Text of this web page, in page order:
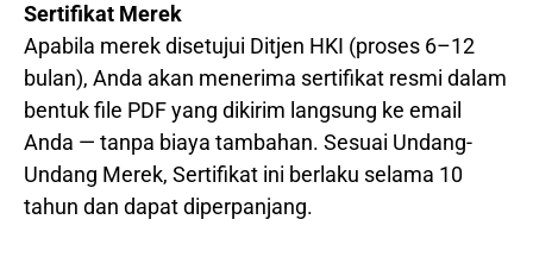
Sertifikat Merek
Apabila merek disetujui Ditjen HKI (proses 6–12
bulan), Anda akan menerima sertifikat resmi dalam
bentuk file PDF yang dikirim langsung ke email
Anda — tanpa biaya tambahan. Sesuai Undang-
Undang Merek, Sertifikat ini berlaku selama 10
tahun dan dapat diperpanjang.